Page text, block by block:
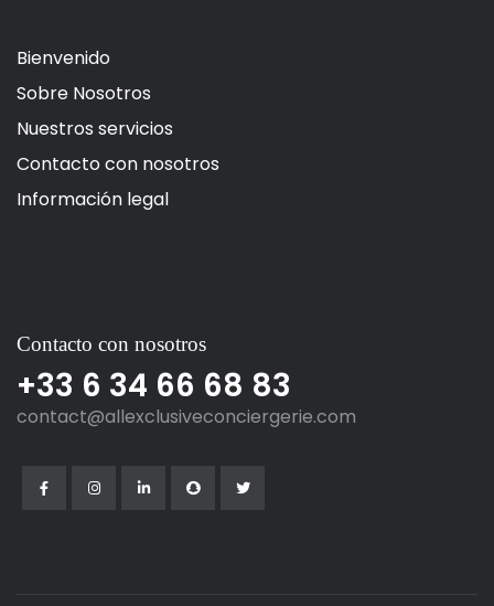
Bienvenido
Sobre Nosotros
Nuestros servicios
Contacto con nosotros
Información legal
Contacto con nosotros
+33 6 34 66 68 83
contact@allexclusiveconciergerie.com